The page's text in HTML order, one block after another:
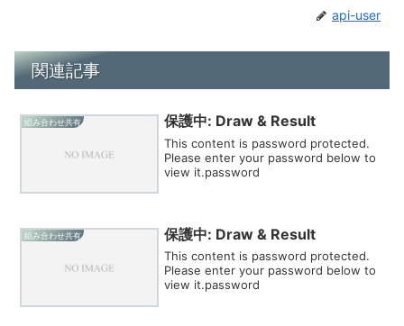
api-user
関連記事
組み合わせ共有 保護中: Draw & Result
This content is password protected.
Please enter your password below to
view it.password
組み合わせ共有 保護中: Draw & Result
This content is password protected.
Please enter your password below to
view it.password